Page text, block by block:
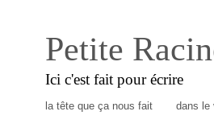
Petite
Ici c'est fait pour écrire
la tête que ça nous fait dans le